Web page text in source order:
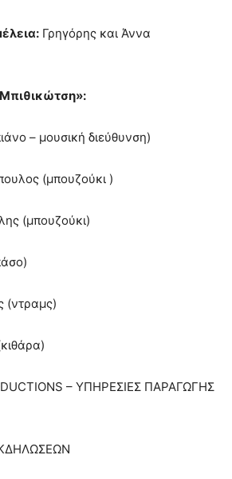
Γρηγόρης και Άννα
– μουσική διεύθυνση)
(μπουζούκι )
(μπουζούκι)
(ντραμς)
– ΥΠΗΡΕΣΙΕΣ ΠΑΡΑΓΩΓΗΣ